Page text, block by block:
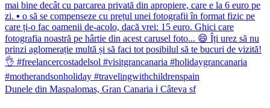
Dunele din Maspalomas, Gran Canaria ℹ️ Câteva sf